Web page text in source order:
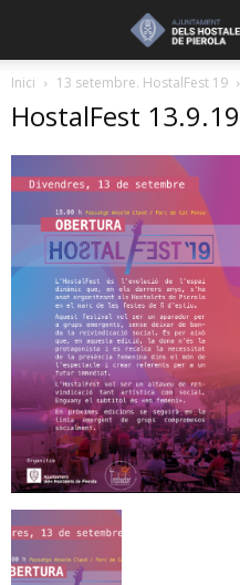
Inici 13 setembre. HostalFest 19
HostalFest 13.9.19